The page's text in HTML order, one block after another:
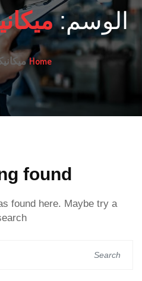
الوسم:
Home
found!
found here. Maybe try a